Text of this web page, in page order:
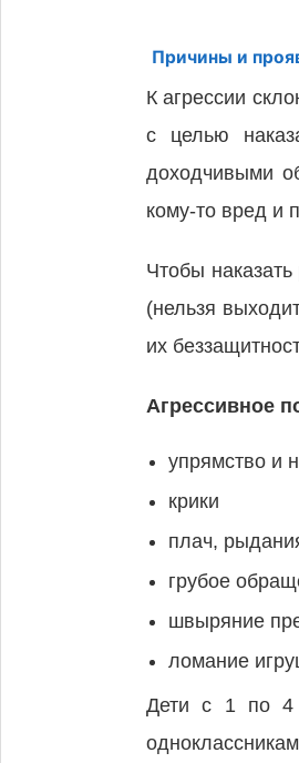
Причины и
К агрессии
с целью
доходчивыми
кому-то вред и
Чтобы
(нельзя
их
Агрессивное
упрямство и
крики
плач,
грубое
швыряние
ломание
Дети с 1 по 4